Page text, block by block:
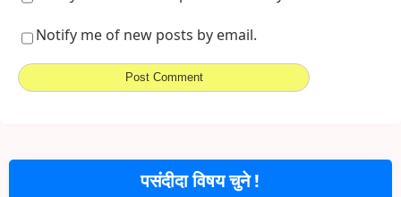
Notify me of new posts by email.
पसंदीदा विषय चुने !